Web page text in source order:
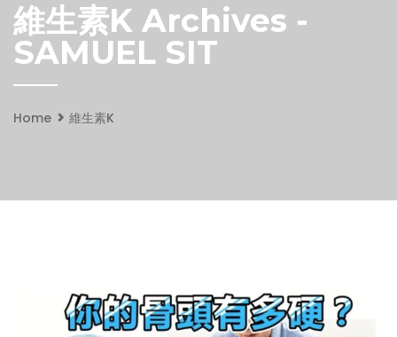
維生素K Archives -
SAMUEL SIT
Home 維生素K